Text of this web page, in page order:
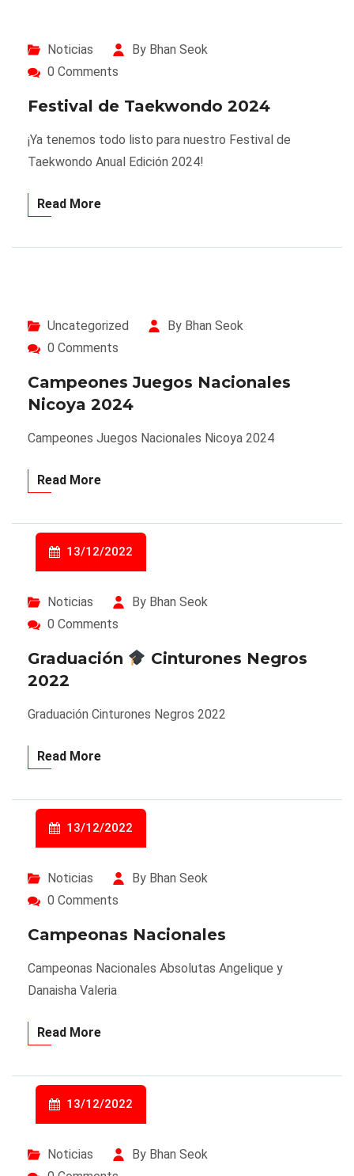
Noticias
By Bhan Seok
0 Comments
Festival de Taekwondo 2024
¡Ya tenemos todo listo para nuestro Festival de
Taekwondo Anual Edición 2024!
Read More
Uncategorized
By Bhan Seok
0 Comments
Campeones Juegos Nacionales
Nicoya 2024
Campeones Juegos Nacionales Nicoya 2024
Read More
13/12/2022
Noticias
By Bhan Seok
0 Comments
Graduación
Cinturones Negros
2022
Graduación Cinturones Negros 2022
Read More
13/12/2022
Noticias
By Bhan Seok
0 Comments
Campeonas Nacionales
Campeonas Nacionales Absolutas Angelique y
Danaisha Valeria
Read More
13/12/2022
Noticias
By Bhan Seok